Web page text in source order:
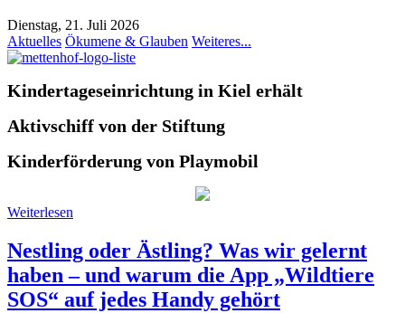
Dienstag, 21. Juli 2026
Aktuelles Ökumene & Glauben Weiteres...
Kindertageseinrichtung in Kiel erhält
Aktivschiff von der Stiftung
Kinderförderung von Playmobil
Weiterlesen
Nestling oder Ästling? Was wir gelernt
haben – und warum die App „Wildtiere
SOS“ auf jedes Handy gehört